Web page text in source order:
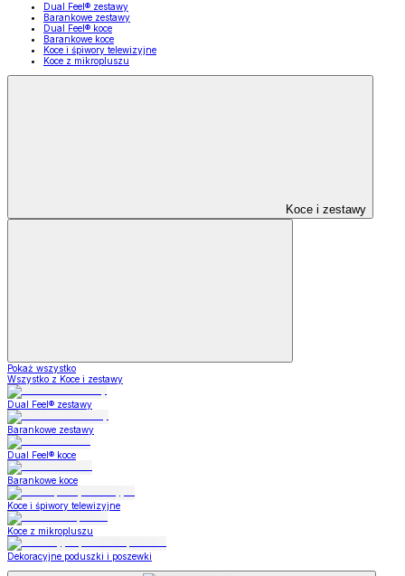
Dual Feel® zestawy
Barankowe zestawy
Dual Feel® koce
Barankowe koce
Koce i śpiwory telewizyjne
Koce z mikropluszu
Koce i zestawy
Pokaż wszystko
Wszystko z Koce i zestawy
Dual Feel® zestawy
Barankowe zestawy
Dual Feel® koce
Barankowe koce
Koce i śpiwory telewizyjne
Koce z mikropluszu
Dekoracyjne poduszki i poszewki